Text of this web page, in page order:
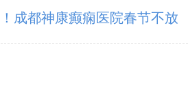
成都神康癫痫医院春节不放